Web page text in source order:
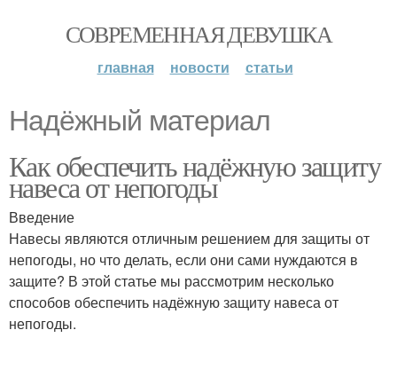
СОВРЕМЕННАЯ ДЕВУШКА
главная новости статьи
Надёжный материал
Как обеспечить надёжную защиту
навеса от непогоды
Введение
Навесы являются отличным решением для защиты от
непогоды, но что делать, если они сами нуждаются в
защите? В этой статье мы рассмотрим несколько
способов обеспечить надёжную защиту навеса от
непогоды.